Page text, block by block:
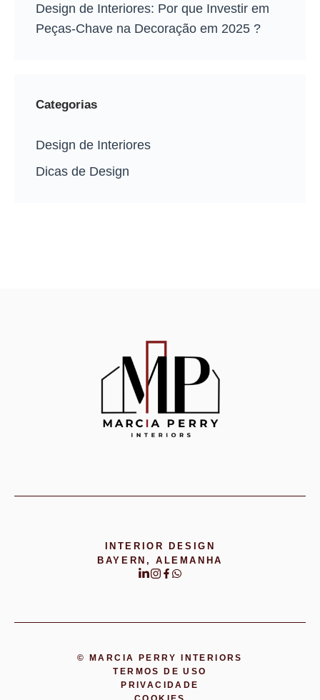
Design de Interiores: Por que Investir em
Peças-Chave na Decoração em 2025 ?
Categorias
Design de Interiores
Dicas de Design
INTERIOR DESIGN
BAYERN, ALEMANHA
© MARCIA PERRY INTERIORS
TERMOS DE USO
PRIVACIDADE